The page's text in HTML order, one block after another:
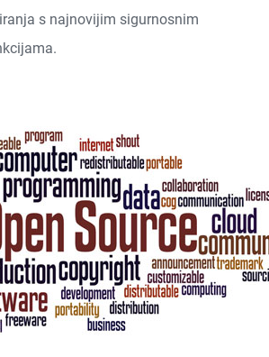
s najnovijim sigurnosnim